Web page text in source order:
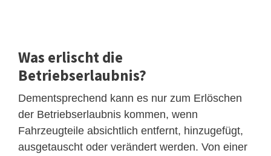
Was erlischt die
Betriebserlaubnis?
Dementsprechend kann es nur zum Erlöschen
der Betriebserlaubnis kommen, wenn
Fahrzeugteile absichtlich entfernt, hinzugefügt,
ausgetauscht oder verändert werden. Von einer